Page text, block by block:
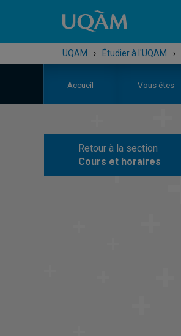
UQAM › Étudier à l'UQAM ›
Accueil Vous êtes
Retour à la section
Cours et horaires